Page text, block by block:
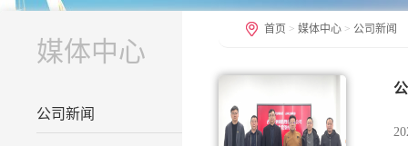
媒体中心
公司新闻
首页 > 媒体中心 > 公司新闻